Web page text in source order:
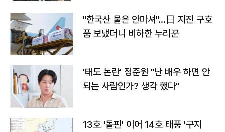
"한국산 물은 안마셔"…日 지진 구호
품 보냈더니 비하한 누리꾼
'태도 논란' 정준원 "난 배우 하면 안
되는 사람인가? 생각 했다"
13호 '돌핀' 이어 14호 태풍 '구지